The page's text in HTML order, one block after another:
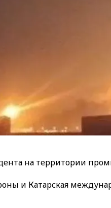
на территории
и Катарская